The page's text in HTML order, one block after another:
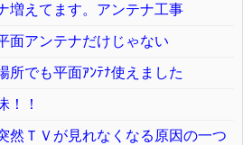
増えてます。アンテナ工事
面アンテナだけじゃない
所でも平面ｱﾝﾃﾅ使えました
！！
然ＴＶが見れなくなる原因の一つ